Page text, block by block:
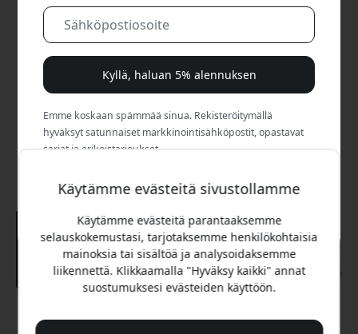
Suositeltava hinta
Käytämme evästeitä sivustollamme
Käytämme evästeitä parantaaksemme
selauskokemustasi, tarjotaksemme henkilökohtaisia
mainoksia tai sisältöä ja analysoidaksemme
liikennettä. Klikkaamalla "Hyväksy kaikki" annat
suostumuksesi evästeiden käyttöön.
Kyllä, haluan 5% alennuksen
Emme koskaan spämmää sinua. Rekisteröitymällä
hyväksyt satunnaiset markkinointisähköpostit, opastavat
sarjat ja erikoistarjoukset.
Ei, maksan mieluummin täyden hinnan.